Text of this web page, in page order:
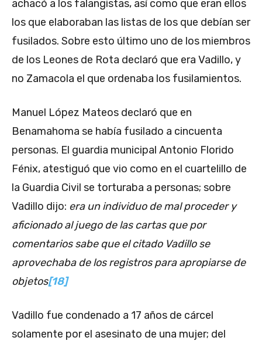
achacó a los falangistas, así como que eran ellos
los que elaboraban las listas de los que debían ser
fusilados. Sobre esto último uno de los miembros
de los Leones de Rota declaró que era Vadillo, y
no Zamacola el que ordenaba los fusilamientos.
Manuel López Mateos declaró que en
Benamahoma se había fusilado a cincuenta
personas. El guardia municipal Antonio Florido
Fénix, atestiguó que vio como en el cuartelillo de
la Guardia Civil se torturaba a personas; sobre
Vadillo dijo: era un individuo de mal proceder y
aficionado al juego de las cartas que por
comentarios sabe que el citado Vadillo se
aprovechaba de los registros para apropiarse de
objetos[18]
Vadillo fue condenado a 17 años de cárcel
solamente por el asesinato de una mujer; del